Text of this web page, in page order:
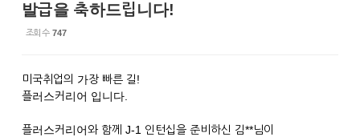
발급을 축하드립니다!
조회 수 747
미국취업의 가장 빠른 길!
플러스커리어 입니다.
플러스커리어와 함께 J-1 인턴십을 준비하신 김**님이